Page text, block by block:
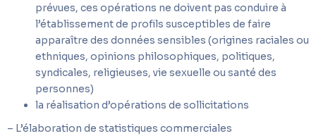
prévues, ces opérations ne doivent pas conduire à
l’établissement de profils susceptibles de faire
apparaître des données sensibles (origines raciales ou
ethniques, opinions philosophiques, politiques,
syndicales, religieuses, vie sexuelle ou santé des
personnes)
la réalisation d’opérations de sollicitations
– L’élaboration de statistiques commerciales